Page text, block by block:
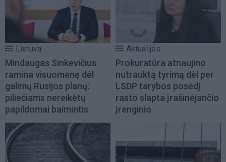
Lietuva
Mindaugas Sinkevičius
ramina visuomenę dėl
galimų Rusijos planų:
piliečiams nereikėtų
papildomai baimintis
Aktualijos
Prokuratūra atnaujino
nutrauktą tyrimą dėl per
LSDP tarybos posėdį
rasto slapta įrašinėjančio
įrenginio